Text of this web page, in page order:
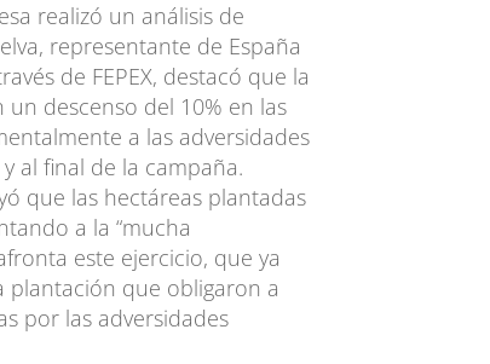
realizó un análisis de
representante de España
de FEPEX, destacó que la
descenso del 10% en las
a las adversidades
al final de la campaña.
que las hectáreas plantadas
a la “mucha
este ejercicio, que ya
plantación que obligaron a
por las adversidades